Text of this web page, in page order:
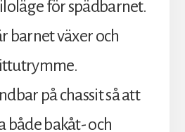
för spädbarnet.
barnet växer och
på chassit så att
både bakåt- och